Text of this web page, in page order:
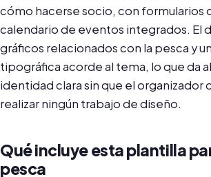
cómo hacerse socio, con formularios
calendario de eventos integrados. El
gráficos relacionados con la pesca y
tipográfica acorde al tema, lo que da
identidad clara sin que el organizador
realizar ningún trabajo de diseño.
Qué incluye esta plantilla
pesca